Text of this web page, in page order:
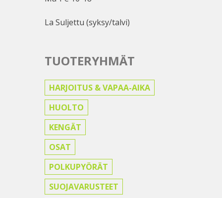
La Suljettu (syksy/talvi)
TUOTERYHMÄT
HARJOITUS & VAPAA-AIKA
HUOLTO
KENGÄT
OSAT
POLKUPYÖRÄT
SUOJAVARUSTEET